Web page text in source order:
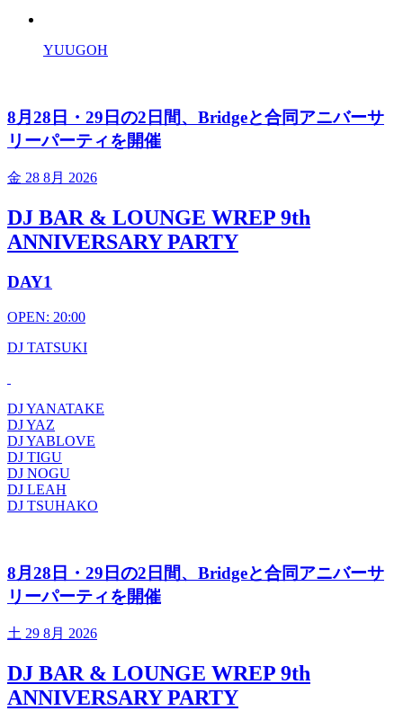
YUUGOH
8月28日・29日の2日間、Bridgeと合同アニバーサ
リーパーティを開催
金 28 8月 2026
DJ BAR & LOUNGE WREP 9th
ANNIVERSARY PARTY
DAY1
OPEN: 20:00
DJ TATSUKI
DJ YANATAKE
DJ YAZ
DJ YABLOVE
DJ TIGU
DJ NOGU
DJ LEAH
DJ TSUHAKO
8月28日・29日の2日間、Bridgeと合同アニバーサ
リーパーティを開催
土 29 8月 2026
DJ BAR & LOUNGE WREP 9th
ANNIVERSARY PARTY